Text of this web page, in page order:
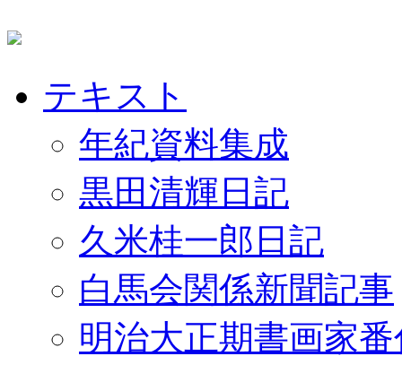
テキスト
年紀資料集成
黒田清輝日記
久米桂一郎日記
白馬会関係新聞記事
明治大正期書画家